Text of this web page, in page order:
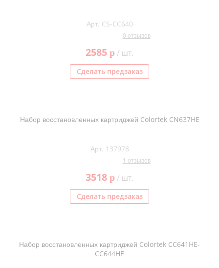
Арт. CS-CC640
0 отзывов
2585 p/ шт.
Сделать предзаказ
Набор восстановленных картриджей Colortek CN637HE
Арт. 137978
1 отзывов
3518 p/ шт.
Сделать предзаказ
Набор восстановленных картриджей Colortek CC641HE-
CC644HE